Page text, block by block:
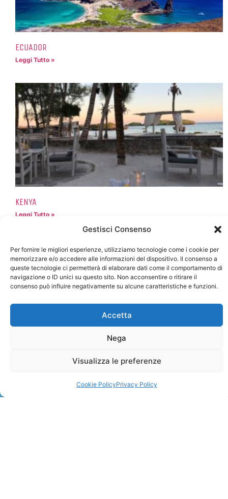
Gestisci Consenso
Per fornire le migliori esperienze, utilizziamo tecnologie come i cookie per
memorizzare e/o accedere alle informazioni del dispositivo. Il consenso a
queste tecnologie ci permetterà di elaborare dati come il comportamento di
navigazione o ID unici su questo sito. Non acconsentire o ritirare il
consenso può influire negativamente su alcune caratteristiche e funzioni.
Accetta
Nega
Visualizza le preferenze
Cookie PolicyPrivacy Policy
ECUADOR
Leggi Tutto »
KENYA
Leggi Tutto »